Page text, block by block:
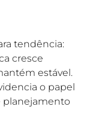
tendência:
cresce
estável.
o papel
planejamento